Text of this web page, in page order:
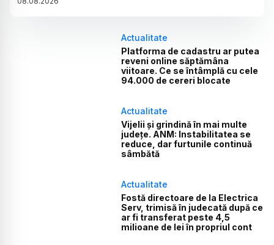
Actualitate
Platforma de cadastru ar putea
reveni online săptămâna
viitoare. Ce se întâmplă cu cele
94.000 de cereri blocate
Actualitate
Vijelii și grindină în mai multe
județe. ANM: Instabilitatea se
reduce, dar furtunile continuă
sâmbătă
Actualitate
Fostă directoare de la Electrica
Serv, trimisă în judecată după ce
ar fi transferat peste 4,5
milioane de lei în propriul cont